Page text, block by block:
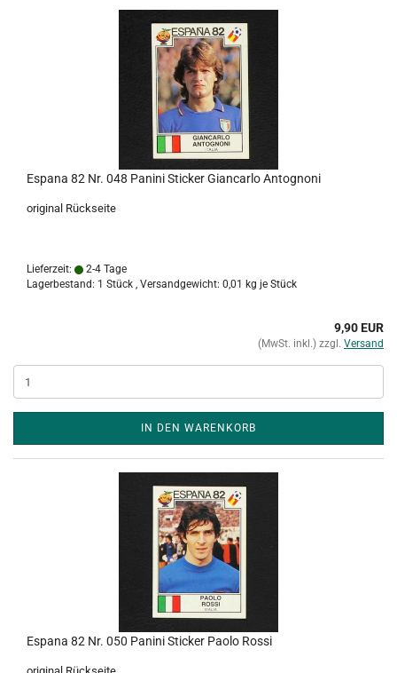
Espana 82 Nr. 048 Panini Sticker Giancarlo Antognoni
original Rückseite
Lieferzeit:
2-4 Tage
Lagerbestand: 1 Stück , Versandgewicht: 0,01 kg je Stück
9,90 EUR
(MwSt. inkl.) zzgl. Versand
IN DEN WARENKORB
Espana 82 Nr. 050 Panini Sticker Paolo Rossi